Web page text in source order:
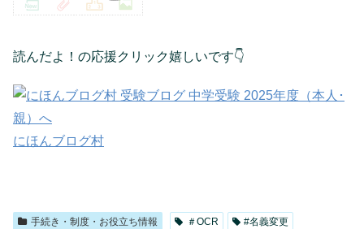
読んだよ！の応援クリック嬉しいです👇
にほんブログ村
手続き・制度・お役立ち情報 ＃OCR
#名義変更